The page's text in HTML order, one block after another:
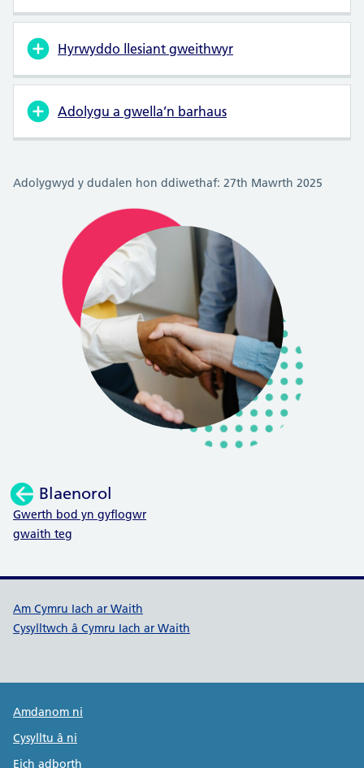
Hyrwyddo llesiant gweithwyr
Adolygu a gwella’n barhaus
Adolygwyd y dudalen hon ddiwethaf: 27th Mawrth 2025
Blaenorol
:
Gwerth bod yn gyflogwr
gwaith teg
Dolenni cymorth Cymru Iach ar
Am Cymru Iach ar Waith
Cysylltwch â Cymru Iach ar Waith
Public Health Wales Support links
Amdanom ni
Cysylltu â ni
Eich adborth